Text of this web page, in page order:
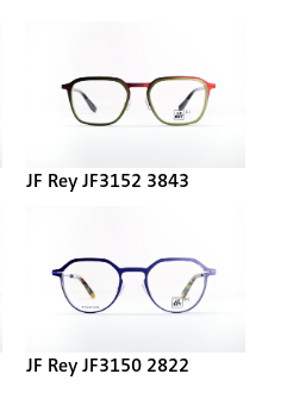
JF Rey JF3152 3843
JF Rey JF3150 2822